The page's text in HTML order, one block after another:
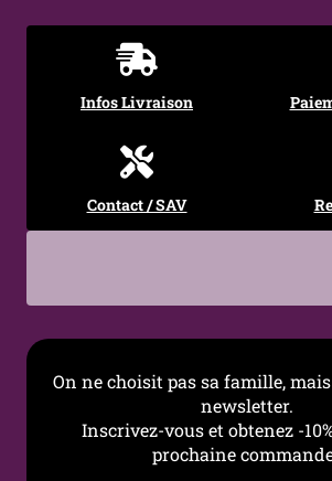
Type de sertissage
Serti à
effet pétales)
Diamètre des
Longueur
Hypoallergénique Oui (argent
Gothique,
Infos Livraison
Contact / SAV
On ne choisit pas sa famille,
newsletter.
Inscrivez-vous et obtenez -
prochaine